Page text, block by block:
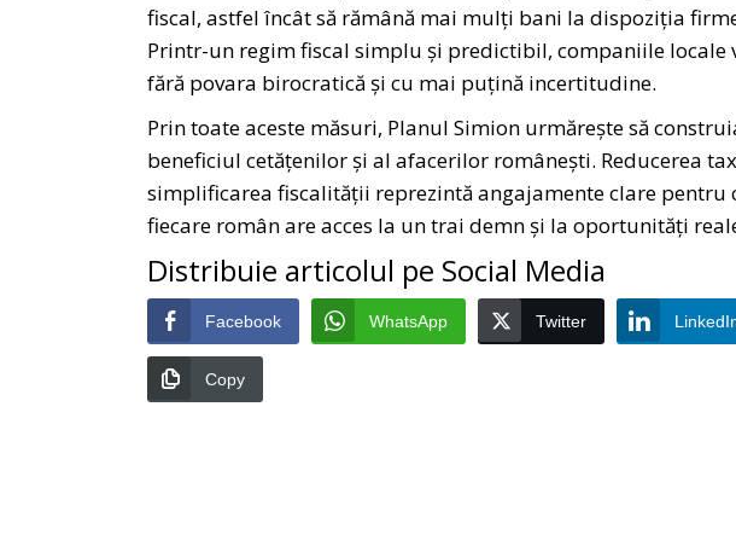
fiscal, astfel încât să rămână mai mulți bani la dispoziția
Printr-un regim fiscal simplu și predictibil, companiile locale
fără povara birocratică și cu mai puțină incertitudine.
Prin toate aceste măsuri, Planul Simion urmărește să
beneficiul cetățenilor și al afacerilor românești. Reducerea
simplificarea fiscalității reprezintă angajamente clare pentru
fiecare român are acces la un trai demn și la oportunități
Distribuie articolul pe Social Media
Facebook WhatsApp Twitter
Copy